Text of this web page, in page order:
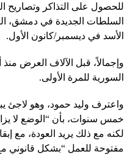
للحصول على التذاكر وتصاريح
السلطات الجديدة في دمشق،
الأسد في ديسمبر/كانون الأول.
وإجمالاً، قبل الآلاف العرض
السورية للمرة الأولى.
خمس سنوات، بأن “الوضع لا
لكنه مع ذلك يريد العودة، مع
مفتوحة للعمل “بشكل قانوني